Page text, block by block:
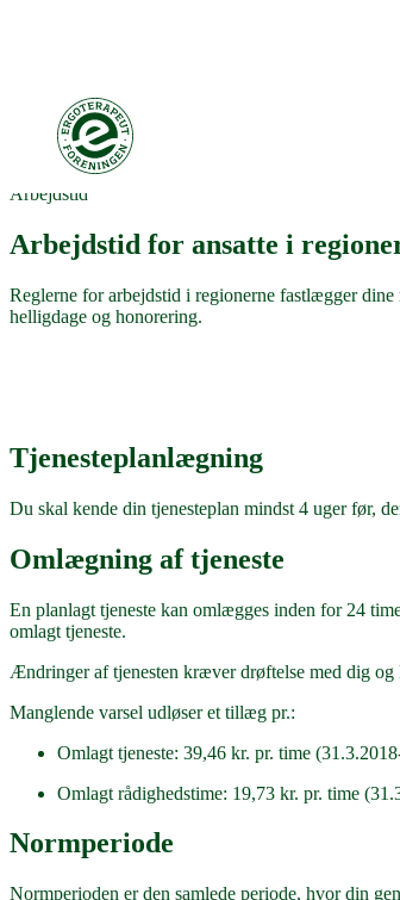
Arbejdstid
Arbejdstid for ansatte i
Reglerne for arbejdstid i regionerne fastlægger
helligdage og honorering.
Tjenesteplanlægning
Du skal kende din tjenesteplan mindst 4 uger før,
Omlægning af tjeneste
En planlagt tjeneste kan omlægges inden for 24
omlagt tjeneste.
Ændringer af tjenesten kræver drøftelse med dig
Manglende varsel udløser et tillæg pr.:
Omlagt tjeneste: 39,46 kr. pr. time
Omlagt rådighedstime: 19,73 kr. pr. time
Normperiode
Normperioden er den samlede periode, hvor din